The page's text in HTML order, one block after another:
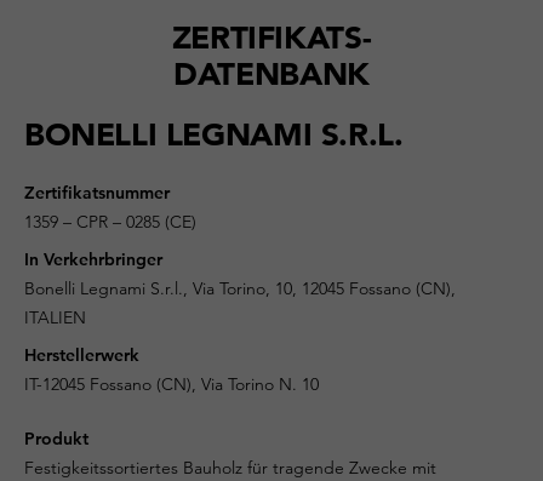
ZERTIFIKATS-
DATENBANK
BONELLI LEGNAMI S.R.L.
Zertifikatsnummer
1359 – CPR – 0285 (CE)
In Verkehrbringer
Bonelli Legnami S.r.l., Via Torino, 10, 12045 Fossano (CN),
ITALIEN
Herstellerwerk
IT-12045 Fossano (CN), Via Torino N. 10
Produkt
Festigkeitssortiertes Bauholz für tragende Zwecke mit